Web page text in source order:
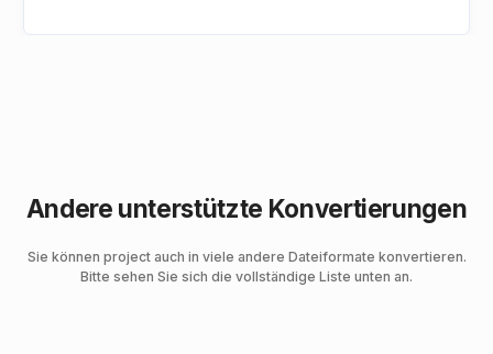
Andere unterstützte Konvertierungen
Sie können project auch in viele andere Dateiformate konvertieren.
Bitte sehen Sie sich die vollständige Liste unten an.